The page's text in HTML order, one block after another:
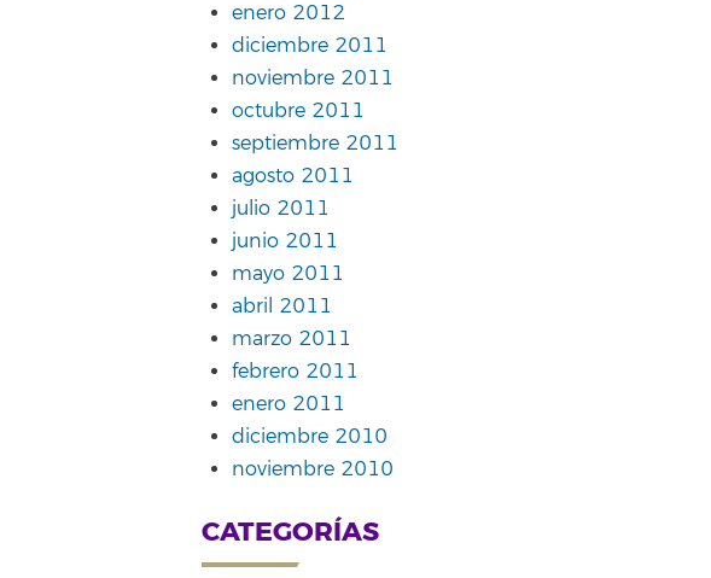
enero 2012
diciembre 2011
noviembre 2011
octubre 2011
septiembre 2011
agosto 2011
julio 2011
junio 2011
mayo 2011
abril 2011
marzo 2011
febrero 2011
enero 2011
diciembre 2010
noviembre 2010
CATEGORÍAS